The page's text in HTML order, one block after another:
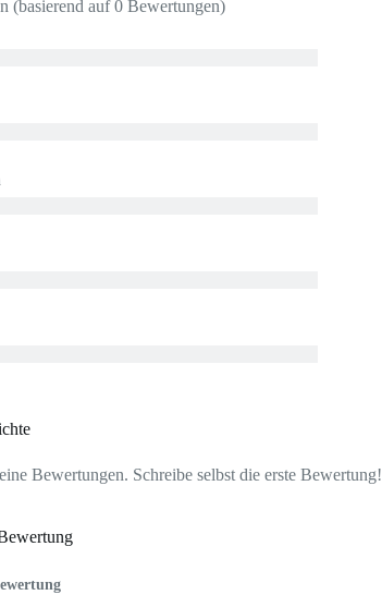
(basierend auf 0 Bewertungen)
Bewertungen. Schreibe selbst die erste Bewertung!